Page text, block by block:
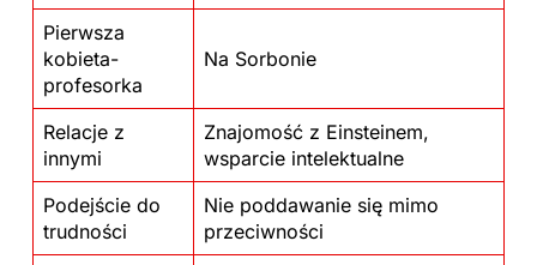
Pierwsza
kobieta-
profesorka
Na Sorbonie
Relacje z
innymi
Znajomość z Einsteinem,
wsparcie intelektualne
Podejście do
trudności
Nie poddawanie się mimo
przeciwności